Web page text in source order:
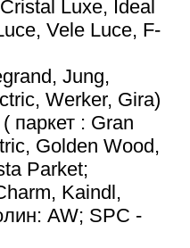
Luxe, Ideal
Vele Luce, F-
Jung,
Werker, Gira)
паркет : Gran
Golden Wood,
Parket;
Kaindl,
AW; SPC -